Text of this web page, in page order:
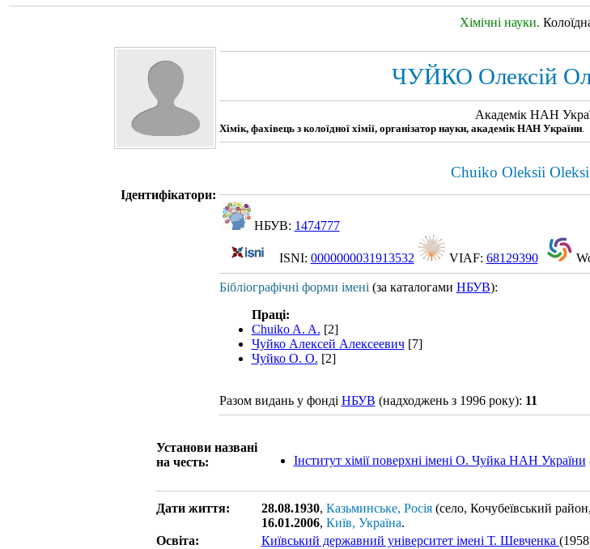
Хімічні науки.
ЧУЙКО Олексій
Академік НАН
Хімік, фахівець з колоїдної хімії, організатор науки, академік НАН України.
Chuiko Oleksii
Ідентифікатори:
НБУВ: 1474777
ISNI: 0000000031913532 VIAF: 68129390
Бібліографічні форми імені (за каталогами НБУВ):
Праці:
Chuiko A. A. [2]
Чуйко Алексей Алексеевич[7]
Чуйко О. О. [2]
Разом видань у фонді НБУВ (надходжень з 1996 року): 11
Установи названі
на честь:
Інститут хімії поверхні імені О. Чуйка НАН України
Дати життя: 28.08.1930, Казьминське, Росія(село, Кочубеївський
16.01.2006, Київ, Україна.
Освіта:
Київський державний університет імені Т. Шевченка